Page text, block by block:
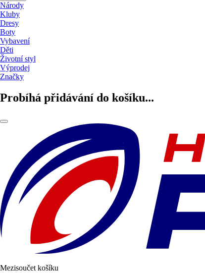
Národy
Kluby
Dresy
Boty
Vybavení
Děti
Životní styl
Výprodej
Značky
Probíhá přidávání do košíku...
Mezisoučet košíku